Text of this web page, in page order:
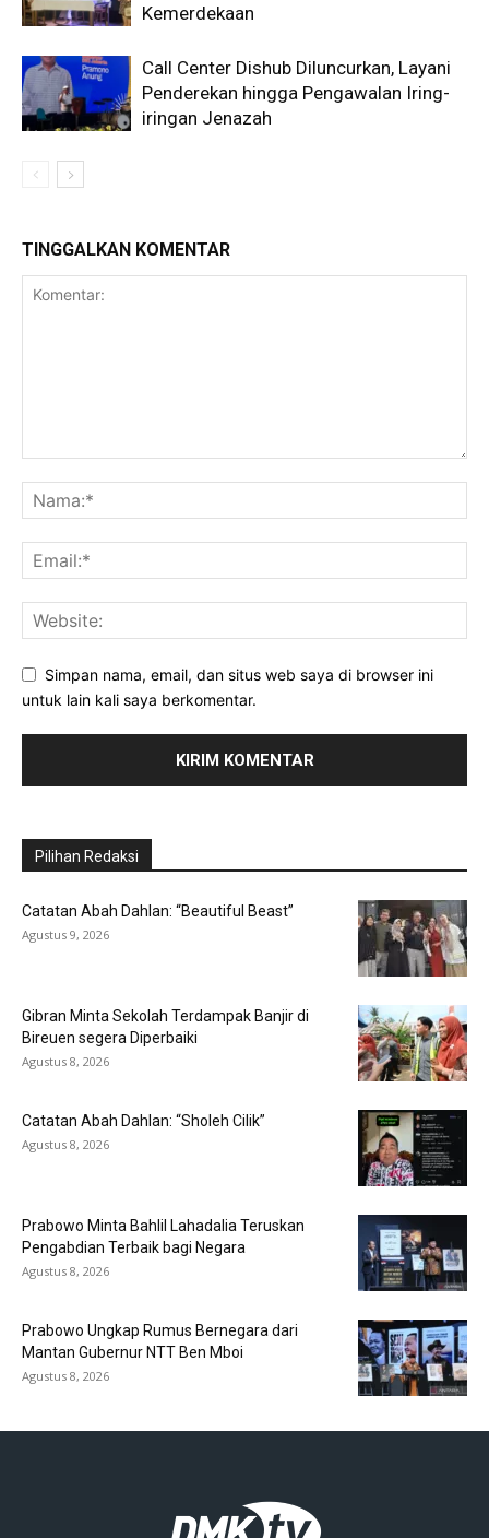
Kemerdekaan
Call Center Dishub Diluncurkan, Layani
Penderekan hingga Pengawalan Iring-
iringan Jenazah
TINGGALKAN KOMENTAR
Simpan nama, email, dan situs web saya di browser ini
untuk lain kali saya berkomentar.
Pilihan Redaksi
Catatan Abah Dahlan: “Beautiful Beast”
Agustus 9, 2026
Gibran Minta Sekolah Terdampak Banjir di
Bireuen segera Diperbaiki
Agustus 8, 2026
Catatan Abah Dahlan: “Sholeh Cilik”
Agustus 8, 2026
Prabowo Minta Bahlil Lahadalia Teruskan
Pengabdian Terbaik bagi Negara
Agustus 8, 2026
Prabowo Ungkap Rumus Bernegara dari
Mantan Gubernur NTT Ben Mboi
Agustus 8, 2026